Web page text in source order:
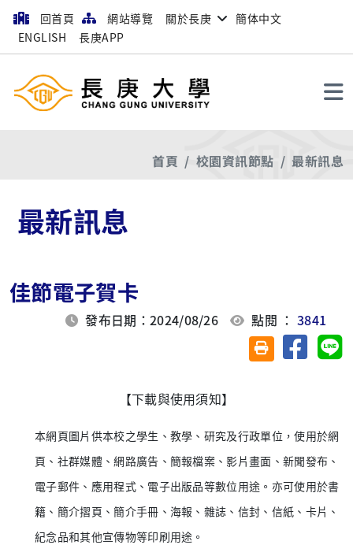
回首頁 網站導覽 關於長庚
簡体中文
ENGLISH
長庚APP
首頁 校園資訊節點 最新訊息
最新訊息
佳節電子賀卡
發布日期：2024/08/26 點閱 ：3841
友善列印(另開視
分享至
【下載與使用須知】
本網頁圖片供本校之學生、教學、研究及行政單位，使用於網
頁、社群媒體、網路廣告、簡報檔案、影片畫面、新聞發布、
電子郵件、應用程式、電子出版品等數位用途。亦可使用於書
籍、簡介摺頁、簡介手冊、海報、雜誌、信封、信紙、卡片、
紀念品和其他宣傳物等印刷用途。